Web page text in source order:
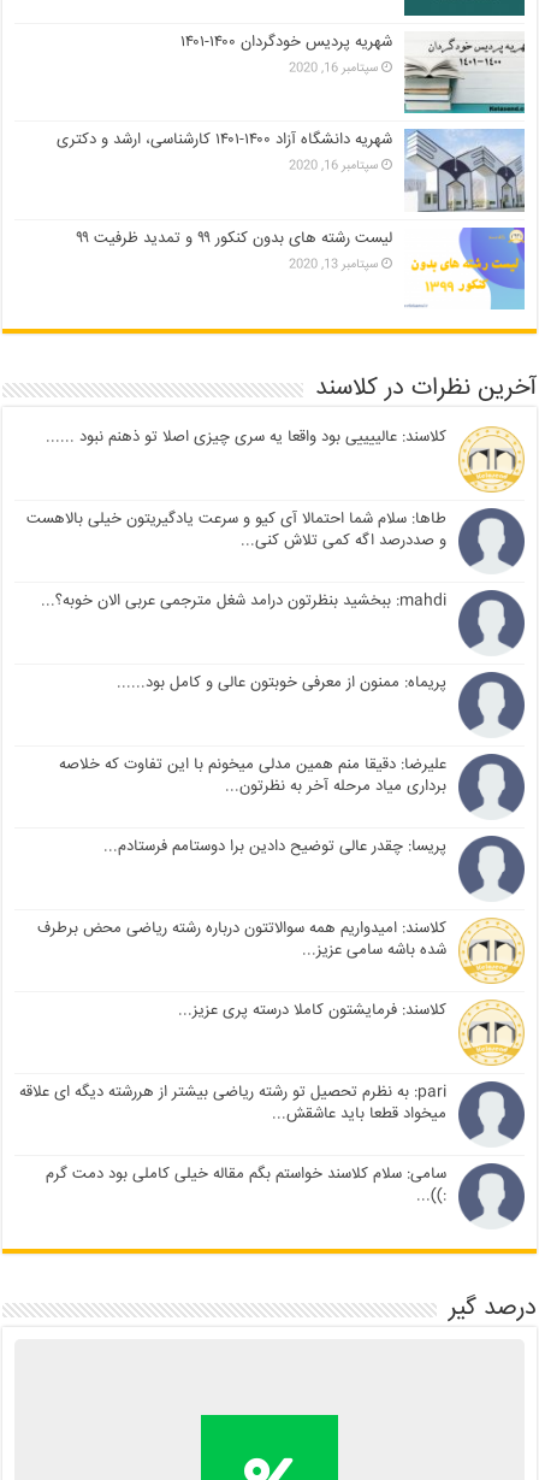
شهریه پردیس خودگردان ۱۴۰۰-۱۴۰۱
سپتامبر 16, 2020
شهریه دانشگاه آزاد ۱۴۰۰-۱۴۰۱ کارشناسی، ارشد و دکتری
سپتامبر 16, 2020
لیست رشته های بدون کنکور ۹۹ و تمدید ظرفیت ۹۹
سپتامبر 13, 2020
آخرین نظرات در کلاسند
کلاسند: عالییییی بود واقعا یه سری چیزی اصلا تو ذهنم نبود ......
طاها: سلام شما احتمالا آی کیو و سرعت یادگیریتون خیلی بالاهست
و صددرصد اگه کمی تلاش کنی...
mahdi: ببخشید بنظرتون درامد شغل مترجمی عربی الان خوبه؟...
پریماه: ممنون از معرفی خوبتون عالی و کامل بود......
علیرضا: دقیقا منم همین مدلی میخونم با این تفاوت که خلاصه
برداری میاد مرحله آخر به نظرتون...
پریسا: چقدر عالی توضیح دادین برا دوستامم فرستادم...
کلاسند: امیدواریم همه سوالاتتون درباره رشته ریاضی محض برطرف
شده باشه سامی عزیز...
کلاسند: فرمایشتون کاملا درسته پری عزیز...
pari: به نظرم تحصیل تو رشته ریاضی بیشتر از هررشته دیگه ای علاقه
میخواد قطعا باید عاشقش...
سامی: سلام کلاسند خواستم بگم مقاله خیلی کاملی بود دمت گرم
:))...
درصد گیر